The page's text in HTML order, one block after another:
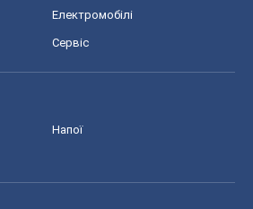
Електромобілі
Сервіс
Напої